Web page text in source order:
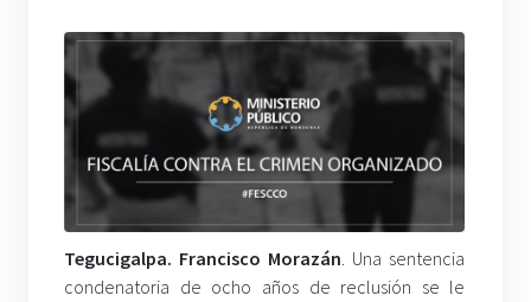
Tegucigalpa. Francisco Morazán. Una sentencia
condenatoria de ocho años de reclusión se le